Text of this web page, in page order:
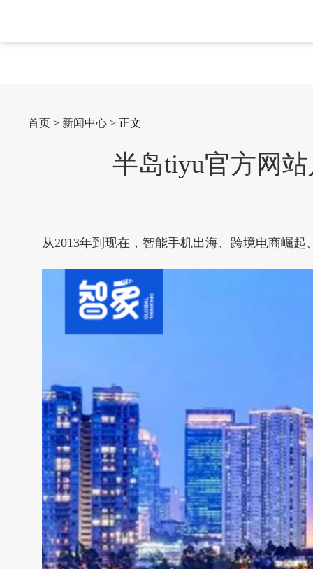
首页 > 新闻中心 > 正文
半岛tiyu官方网
从2013年到现在，智能手机出海、跨境电商崛